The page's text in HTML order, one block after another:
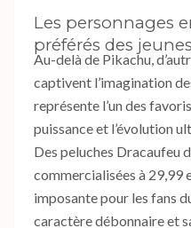
Les personnages
préférés des
Au-delà de Pikachu,
captivent l’imagination
représente l’un des
puissance et l’évolution
Des peluches Dracaufeu
commercialisées à 29,99
imposante pour les fans
caractère débonnaire et